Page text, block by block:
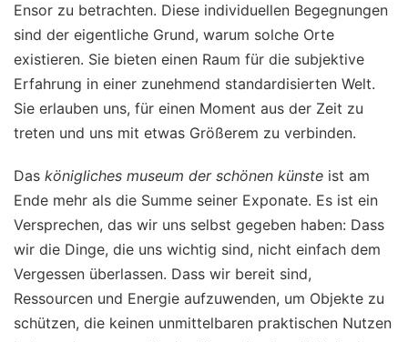
Ensor zu betrachten. Diese individuellen Begegnungen
sind der eigentliche Grund, warum solche Orte
existieren. Sie bieten einen Raum für die subjektive
Erfahrung in einer zunehmend standardisierten Welt.
Sie erlauben uns, für einen Moment aus der Zeit zu
treten und uns mit etwas Größerem zu verbinden.
Das königliches museum der schönen künste ist am
Ende mehr als die Summe seiner Exponate. Es ist ein
Versprechen, das wir uns selbst gegeben haben: Dass
wir die Dinge, die uns wichtig sind, nicht einfach dem
Vergessen überlassen. Dass wir bereit sind,
Ressourcen und Energie aufzuwenden, um Objekte zu
schützen, die keinen unmittelbaren praktischen Nutzen